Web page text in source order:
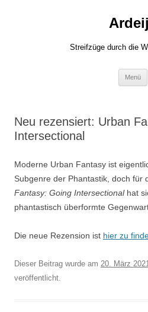
Streifzüge durch die
Menü
Neu rezensiert: Urban
Intersectional
Moderne Urban Fantasy ist
Subgenre der Phantastik, doch für
Fantasy: Going Intersectionalhat
phantastisch überformte
Die neue Rezension ist hier zu
Dieser Beitrag wurde am 20. März
veröffentlicht.